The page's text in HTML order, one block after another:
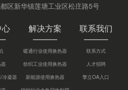
区新华镇莲塘工业区松庄路5号
冷凝器
解决方案
暖通行业使用换热器
纺织工业使用换热器
新能源使用换热器
联系我们
联系方式
人才招聘
擎立OA入口